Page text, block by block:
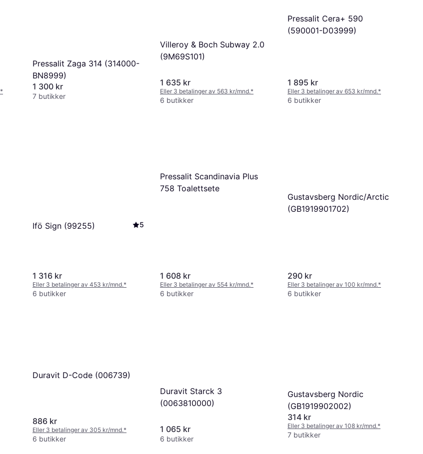
*
Pressalit Zaga 314 (314000-
BN8999)
1 300 kr
7 butikker
Villeroy & Boch Subway 2.0
(9M69S101)
1 635 kr
Eller 3 betalinger av 563 kr/mnd.*
6 butikker
Pressalit Cera+ 590
(590001-D03999)
1 895 kr
Eller 3 betalinger av 653 kr/mnd.*
6 butikker
Ifö Sign (99255) 5
1 316 kr
Eller 3 betalinger av 453 kr/mnd.*
6 butikker
Pressalit Scandinavia Plus
758 Toalettsete
1 608 kr
Eller 3 betalinger av 554 kr/mnd.*
6 butikker
Gustavsberg Nordic/Arctic
(GB1919901702)
290 kr
Eller 3 betalinger av 100 kr/mnd.*
6 butikker
Duravit D-Code (006739)
886 kr
Eller 3 betalinger av 305 kr/mnd.*
6 butikker
Duravit Starck 3
(0063810000)
1 065 kr
6 butikker
Gustavsberg Nordic
(GB1919902002)
314 kr
Eller 3 betalinger av 108 kr/mnd.*
7 butikker